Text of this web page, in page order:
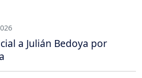
a Julián Bedoya por